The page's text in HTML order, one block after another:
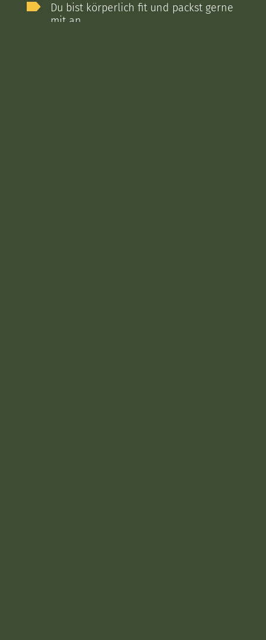
Du bist körperlich fit und packst gerne
mit an